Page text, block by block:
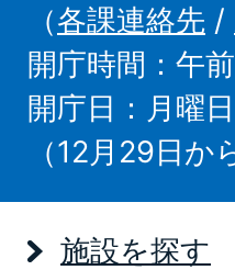
（各課連絡先 /
開庁時間：午
開庁日：月曜
（12月29日
施設を探す